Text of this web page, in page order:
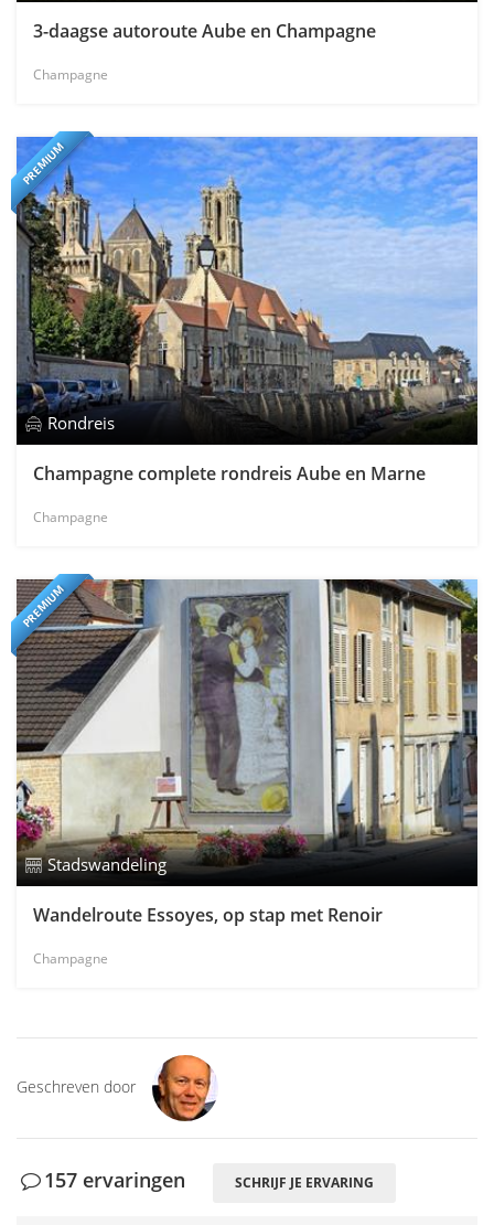
3-daagse autoroute Aube en Champagne
Champagne
PREMIUM
Rondreis
Champagne complete rondreis Aube en Marne
Champagne
PREMIUM
Stadswandeling
Wandelroute Essoyes, op stap met Renoir
Champagne
Geschreven door
157 ervaringen SCHRIJF JE ERVARING